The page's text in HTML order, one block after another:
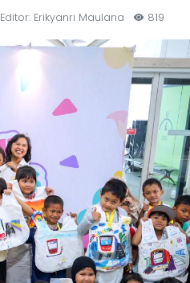
Editor: Erikyanri Maulana 819